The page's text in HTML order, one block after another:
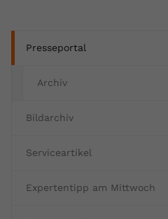
Presseportal
Archiv
Bildarchiv
Serviceartikel
Expertentipp am Mittwoch